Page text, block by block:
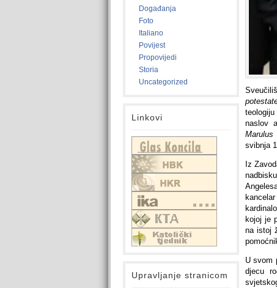
Događanja
Foto
Italiano
Povijest
Propovijedi
Storia
Uncategorized
Linkovi
Upravljanje stranicom
teologiju
naslov
Marulus
svibnja
Iz
kojoj je
na istoj
U svom
djecu